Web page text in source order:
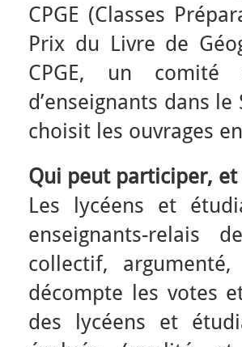
CPGE (Classes
Prix du Livre de
CPGE, un
d’enseignants dans le
choisit les ouvrages
Qui peut participer, et
Les lycéens et
enseignants-relais
collectif,
décompte les votes
des lycéens et